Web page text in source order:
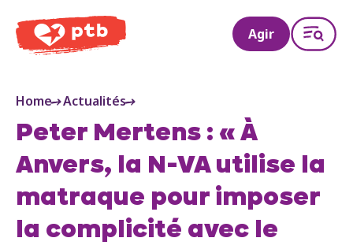
PTB
Agir
Home Actualités
Peter Mertens : « À
Anvers, la N-VA utilise la
matraque pour imposer
la complicité avec le